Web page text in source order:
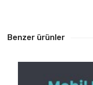
Benzer ürünler